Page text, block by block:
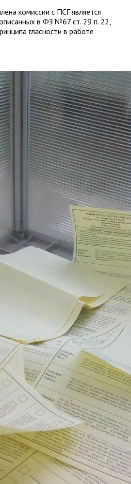
комиссии с ПСГ является
в ФЗ №67 ст. 29 п. 22,
гласности в работе